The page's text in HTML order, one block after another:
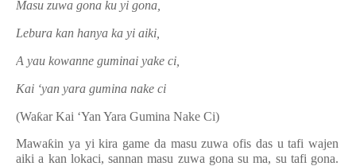
Masu zuwa gona ku yi gona,
Lebura kan hanya ka yi aiki,
A yau kowanne guminai yake ci,
Kai ‘yan yara gumina nake ci
(Waƙar Kai ‘Yan Yara Gumina Nake Ci)
Mawaƙin ya yi kira game da masu zuwa ofis das u tafi wajen
aiki a kan lokaci, sannan masu zuwa gona su ma, su tafi gona.